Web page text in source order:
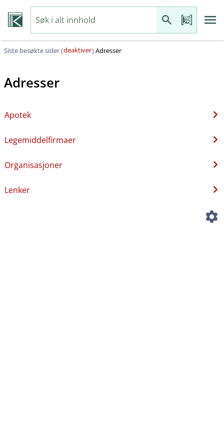
Siste besøkte sider (deaktiver)Adresser
Adresser
Apotek
Legemiddelfirmaer
Organisasjoner
Lenker